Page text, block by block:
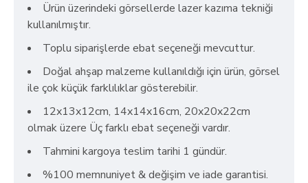
Ürün üzerindeki görsellerde lazer kazıma tekniği
kullanılmıştır.
Toplu siparişlerde ebat seçeneği mevcuttur.
Doğal ahşap malzeme kullanıldığı için ürün, görsel
ile çok küçük farklılıklar gösterebilir.
12x13x12cm, 14x14x16cm, 20x20x22cm
olmak üzere Üç farklı ebat seçeneği vardır.
Tahmini kargoya teslim tarihi 1 gündür.
%100 memnuniyet & değişim ve iade garantisi.